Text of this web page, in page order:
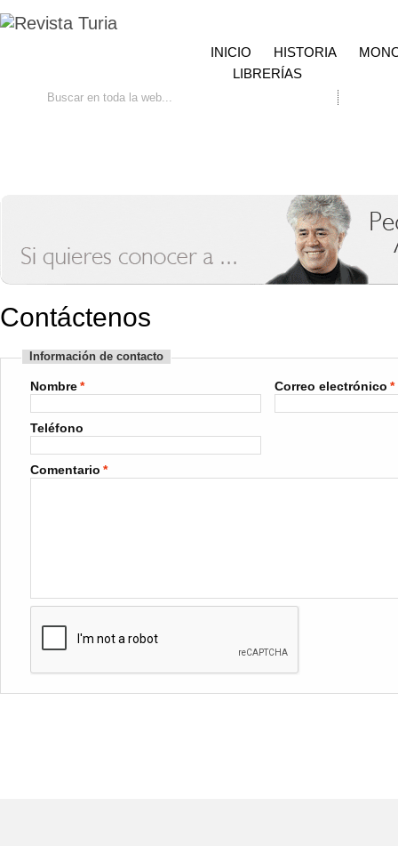
INICIO HISTORIA
LIBRERÍAS
Contáctenos
Información de contacto
*
Nombre *
Correo electrónico
Teléfono
*
Comentario